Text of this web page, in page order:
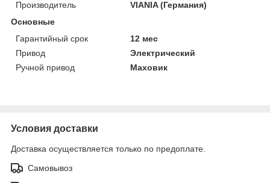
Производитель
VIANIA (Германия)
Основные
Гарантийный срок
12 мес
Привод
Электрический
Ручной привод
Маховик
Условия доставки
Доставка осуществляется только по предоплате.
Самовывоз